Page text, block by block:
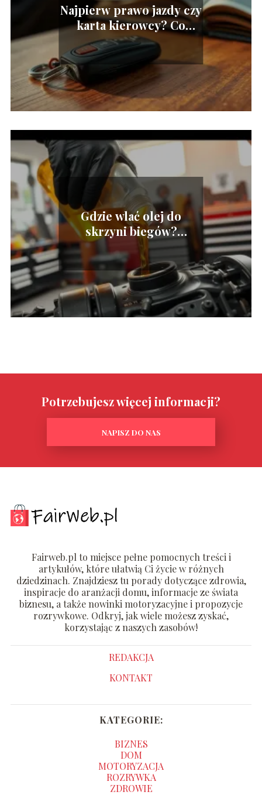
Najpierw prawo jazdy czy
karta kierowcy? Co
wybrać?
Gdzie wlać olej do
skrzyni biegów?
Praktyczny przewodnik
Potrzebujesz więcej informacji?
NAPISZ DO NAS
Fairweb.pl to miejsce pełne pomocnych treści i
artykułów, które ułatwią Ci życie w różnych
dziedzinach. Znajdziesz tu porady dotyczące zdrowia,
inspiracje do aranżacji domu, informacje ze świata
biznesu, a także nowinki motoryzacyjne i propozycje
rozrywkowe. Odkryj, jak wiele możesz zyskać,
korzystając z naszych zasobów!
REDAKCJA
KONTAKT
KATEGORIE:
BIZNES
DOM
MOTORYZACJA
ROZRYWKA
ZDROWIE